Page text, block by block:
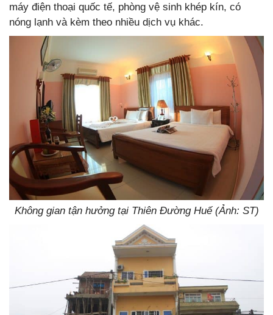
máy điện thoại quốc tế, phòng vệ sinh khép kín, có
nóng lạnh và kèm theo nhiều dịch vụ khác.
Không gian tận hưởng tại Thiên Đường Huế (Ảnh: ST)